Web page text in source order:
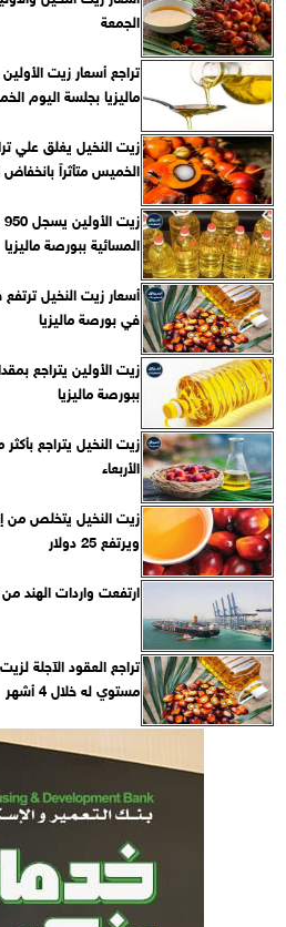
الجمعة
ماليزيا بجلسة اليوم
زيت النخيل يغلق علي
الخميس متأثراً
المسائية ببورصة ماليزيا
في بورصة ماليزيا
ببورصة ماليزيا
الأربعاء
ويرتفع 25 دولار
ارتفعت واردات الهند من زيت
تراجع العقود الآجلة
مستوي له خلال 4 أشهر